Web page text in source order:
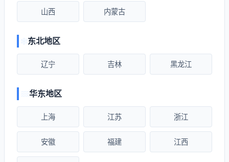
山西 内蒙古
东北地区
辽宁 吉林 黑龙江
华东地区
上海 江苏 浙江
安徽 福建 江西